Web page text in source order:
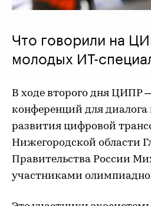
Что говорили на
молодых ИТ-
В ходе второго дня ЦИПР
конференций для
развития цифровой
Нижегородской области
Правительства России
участниками